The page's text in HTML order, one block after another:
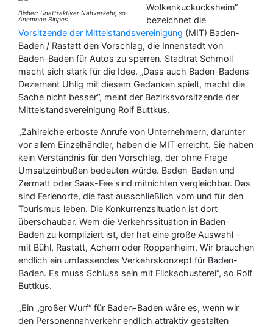
Bisher: Unattraktiver Nahverkehr, so
Anemone Bippes.
Wolkenkuckucksheim“
bezeichnet die
Vorsitzende der Mittelstandsvereinigung (MIT) Baden-
Baden / Rastatt den Vorschlag, die Innenstadt von
Baden-Baden für Autos zu sperren. Stadtrat Schmoll
macht sich stark für die Idee. „Dass auch Baden-Badens
Dezernent Uhlig mit diesem Gedanken spielt, macht die
Sache nicht besser“, meint der Bezirksvorsitzende der
Mittelstandsvereinigung Rolf Buttkus.
„Zahlreiche erboste Anrufe von Unternehmern, darunter
vor allem Einzelhändler, haben die MIT erreicht. Sie haben
kein Verständnis für den Vorschlag, der ohne Frage
Umsatzeinbußen bedeuten würde. Baden-Baden und
Zermatt oder Saas-Fee sind mitnichten vergleichbar. Das
sind Ferienorte, die fast ausschließlich vom und für den
Tourismus leben. Die Konkurrenzsituation ist dort
überschaubar. Wem die Verkehrssituation in Baden-
Baden zu kompliziert ist, der hat eine große Auswahl –
mit Bühl, Rastatt, Achern oder Roppenheim. Wir brauchen
endlich ein umfassendes Verkehrskonzept für Baden-
Baden. Es muss Schluss sein mit Flickschusterei“, so Rolf
Buttkus.
„Ein „großer Wurf“ für Baden-Baden wäre es, wenn wir
den Personennahverkehr endlich attraktiv gestalten